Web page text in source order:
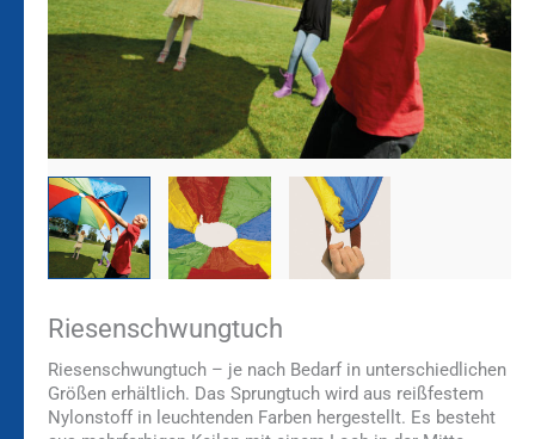
Riesenschwungtuch
Riesenschwungtuch – je nach Bedarf in unterschiedlichen
Größen erhältlich. Das Sprungtuch wird aus reißfestem
Nylonstoff in leuchtenden Farben hergestellt. Es besteht